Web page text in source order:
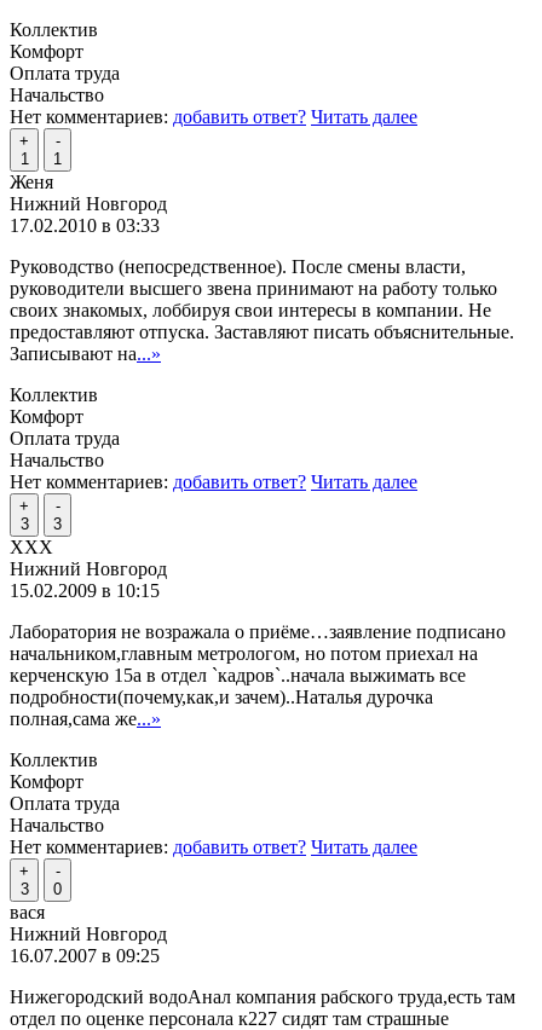
Коллектив
Комфорт
Оплата труда
Начальство
Нет комментариев: добавить ответ? Читать далее
+
1
-
1
Женя
Нижний Новгород
17.02.2010 в 03:33
Руководство (непосредственное). После смены власти,
руководители высшего звена принимают на работу только
своих знакомых, лоббируя свои интересы в компании. Не
предоставляют отпуска. Заставляют писать объяснительные.
Записывают на...»
Коллектив
Комфорт
Оплата труда
Начальство
Нет комментариев: добавить ответ? Читать далее
+
3
-
3
XXX
Нижний Новгород
15.02.2009 в 10:15
Лаборатория не возражала о приёме…заявление подписано
начальником,главным метрологом, но потом приехал на
керченскую 15а в отдел `кадров`..начала выжимать все
подробности(почему,как,и зачем)..Наталья дурочка
полная,сама же...»
Коллектив
Комфорт
Оплата труда
Начальство
Нет комментариев: добавить ответ? Читать далее
+
3
-
0
вася
Нижний Новгород
16.07.2007 в 09:25
Нижегородский водоАнал компания рабского труда,есть там
отдел по оценке персонала к227 сидят там страшные